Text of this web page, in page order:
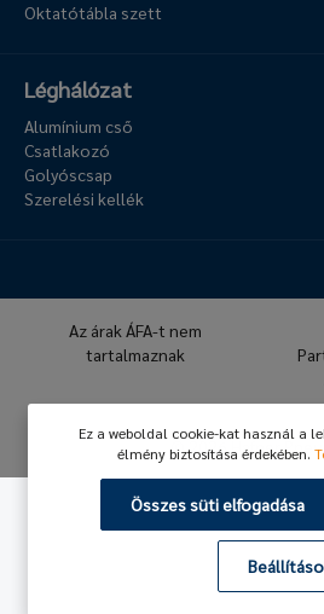
Oktatótábla szett
Léghálózat
Alumínium cső
Csatlakozó
Golyóscsap
Szerelési kellék
© 2026 Hafner
Az árak ÁFA-t nem
tartalmaznak
Ez a weboldal cookie-kat használ a
élmény biztosítása érdekében.
Összes süti elfogadása